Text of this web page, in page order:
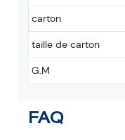
carton
taille de carton
G.M
FAQ